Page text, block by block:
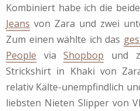
Kombiniert habe ich die
Jeans von Zara und zwei
Zum einen wählte ich das
People viaShopbop und
Strickshirt in Khaki von
relativ Kälte-unempfindlich
liebsten Nieten Slipper von